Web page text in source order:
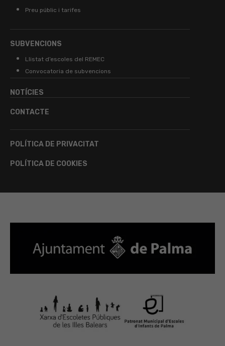
Preu públic i tarifes
SUBVENCIONS
Llistat d’escoles del REMEC
Convocatoria de subvencions
NOTÍCIES
CONTACTE
POLÍTICA DE PRIVACITAT
POLÍTICA DE COOKIES